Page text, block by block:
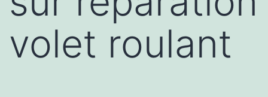
volet roulant